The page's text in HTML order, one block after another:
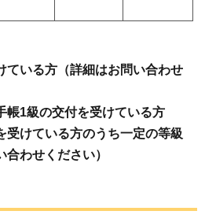
ている方（詳細はお問い合わせ
帳1級の交付を受けている方
受けている方のうち一定の等級
わせください）